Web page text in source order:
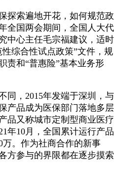
探索遍地开花，如何规范政
全国两会期间，全国人大代
中心主任毛宗福建议，适时
综合性试点政策”文件，规
责和“普惠险”基本业务形
，2015年发端于深圳，与
产品成为医保部门落地多层
品又称城市定制型商业医疗
年10月，全国累计运行产品
万。作为社商合作的新事
方参与的界限都在逐步摸索